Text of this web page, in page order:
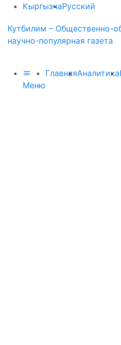
КыргызчаРусский
Кутбилим – Общественно-
научно-популярная газета
Меню
ГлавнаяАналитика